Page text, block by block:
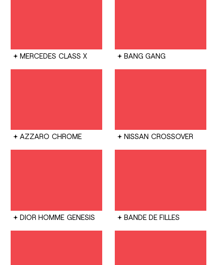
MERCEDES CLASS X BANG GANG
AZZARO CHROME NISSAN CROSSOVER
DIOR HOMME GENESIS BANDE DE FILLES